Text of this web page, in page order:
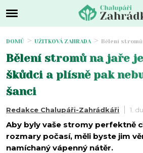
DOMŮ UŽITKOVÁ ZAHRADA Bělení
Bělení stromů na jaře
škůdci a plísně pak
šanci
Redakce Chalupáři-Zahrádkáři 1.
Aby byly vaše stromy perfektně
rozmary počasí, měli byste jim
namíchaný vápenný nátěr.